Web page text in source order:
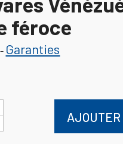
féroce
Garanties